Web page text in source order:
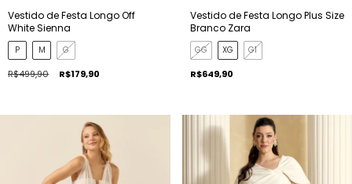
Vestido de Festa Longo Off
White Sienna
P M G
R$499,90 R$179,90
Vestido de Festa Longo Plus Size
Branco Zara
GG XG G1
R$649,90